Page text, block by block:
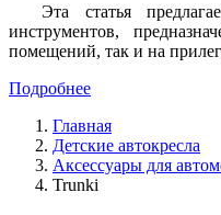
Эта статья
инструментов,
помещений, так и на
Подробнее
Главная
Детские автокресла
Аксессуары для
Trunki